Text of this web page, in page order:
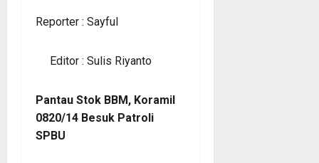
Reporter : Sayful
Editor : Sulis Riyanto
Pantau Stok BBM, Koramil
0820/14 Besuk Patroli
SPBU